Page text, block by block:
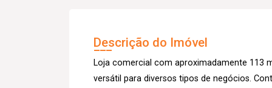
Descrição do Imóvel
Loja comercial com aproximadamente 113
versátil para diversos tipos de negócios.